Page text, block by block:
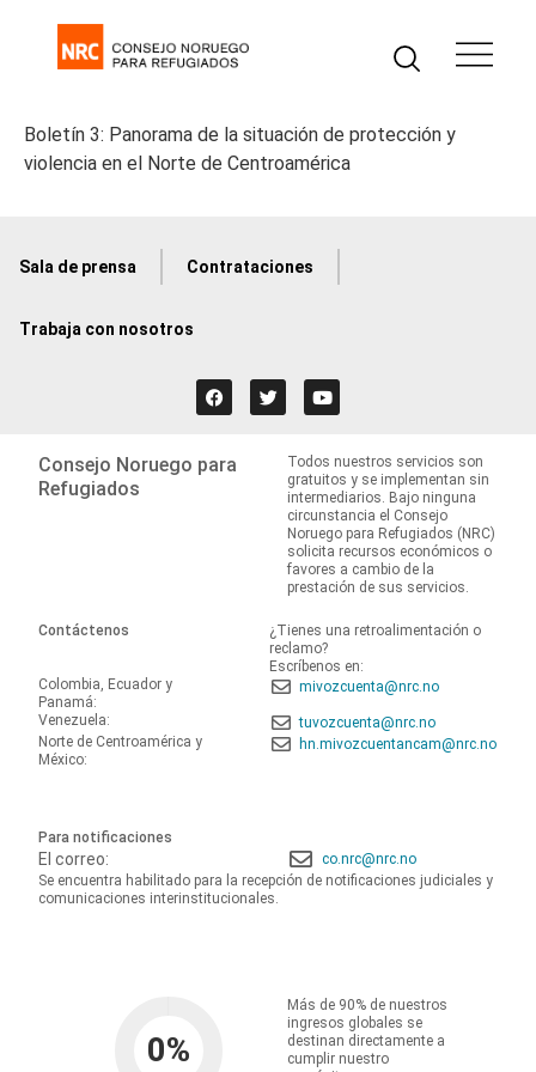
Boletín 3: Panorama de la situación de protección y
violencia en el Norte de Centroamérica
Sala de prensa Contrataciones
Trabaja con nosotros
Consejo Noruego para
Refugiados
Todos nuestros servicios son
gratuitos y se implementan sin
intermediarios. Bajo ninguna
circunstancia el Consejo
Noruego para Refugiados (NRC)
solicita recursos económicos o
favores a cambio de la
prestación de sus servicios.
Contáctenos
¿Tienes una retroalimentación o
reclamo?
Escríbenos en:
Colombia, Ecuador y
Panamá:
mivozcuenta@nrc.no
Venezuela:
tuvozcuenta@nrc.no
Norte de Centroamérica y
México:
hn.mivozcuentancam@nrc.no
Para notificaciones
El correo:
co.nrc@nrc.no
Se encuentra habilitado para la recepción de notificaciones judiciales y
comunicaciones interinstitucionales.
0%
Más de 90% de nuestros
ingresos globales se
destinan directamente a
cumplir nuestro